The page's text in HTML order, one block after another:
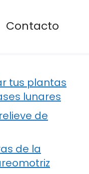
Contacto
tus plantas
lunares
de
de la